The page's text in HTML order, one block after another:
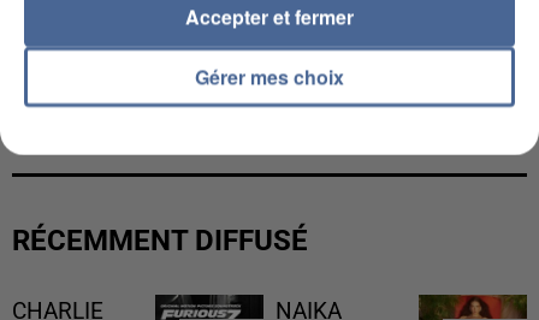
L’UN DES FONDATEURS SUPPOSÉS DE LA DZ
MAFIA INTERPELLÉ EN ALGÉRIE
RÉCEMMENT DIFFUSÉ
CHARLIE
NAIKA
Gérer mes choix
Accepter et fermer